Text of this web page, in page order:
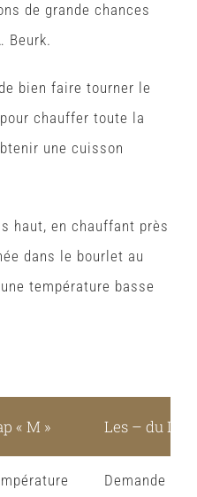
de grande chances
Beurk.
bien faire tourner le
chauffer toute la
une cuisson
haut, en chauffant près
dans le bourlet au
température basse
« M » Les – du
Demande un